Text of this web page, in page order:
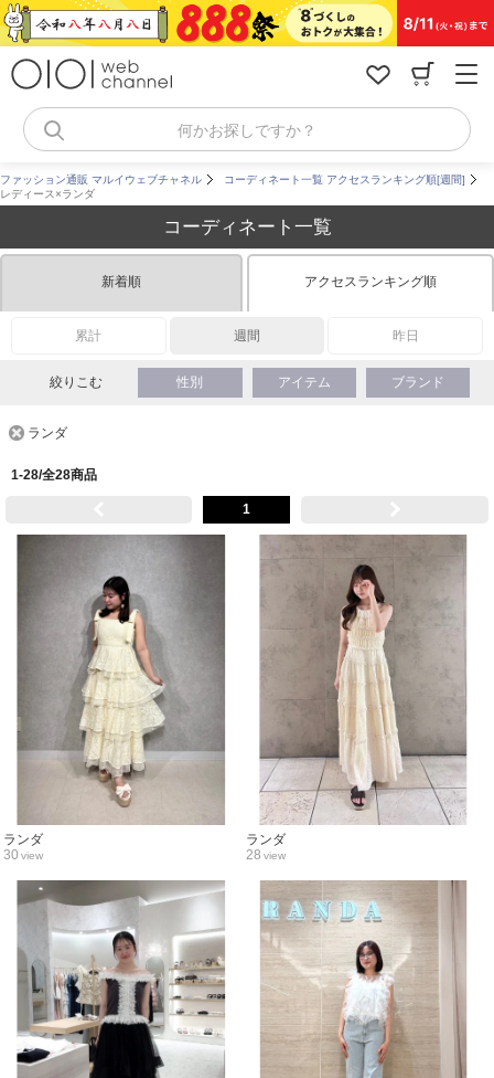
コ
ン
ッ
プ
何かお探しですか？
ファッション通販 マルイウェブチャネル
コーディネート一覧 アクセスランキング順[週間]
レディース×ランダ
コーディネート一覧
新着順 アクセスランキング順
累計 週間 昨日
絞りこむ 性別 アイテム ブランド
ランダ
1-28/全28商品
1
30 view
ランダ
28 view
ランダ